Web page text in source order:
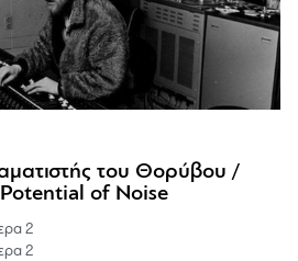
του Θορύβου /
of Noise
2
2